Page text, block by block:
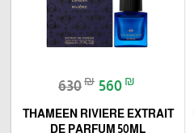
630₪ 560 ₪
THAMEEN RIVIERE EXTRAIT
DE PARFUM 50ML